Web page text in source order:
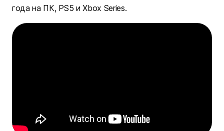
года на ПК, PS5 и Xbox Series.